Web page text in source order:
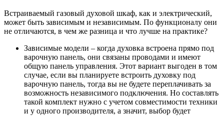
Встраиваемый газовый духовой шкаф, как и электрический,
может быть зависимым и независимым. По функционалу они
не отличаются, в чем же разница и что лучше на практике?
Зависимые модели – когда духовка встроена прямо под
варочную панель, они связаны проводами и имеют
общую панель управления. Этот вариант выгоден в том
случае, если вы планируете встроить духовку под
варочную панель, тогда вы не будете переплачивать за
возможность независимого подключения. Но составлять
такой комплект нужно с учетом совместимости техники
и у одного производителя, а значит, выбор будет